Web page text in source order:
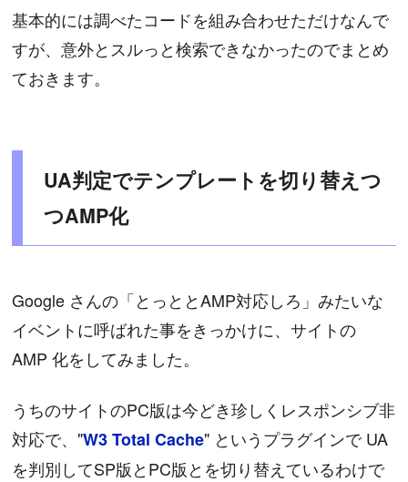
基本的には調べたコードを組み合わせただけなんで
すが、意外とスルっと検索できなかったのでまとめ
ておきます。
UA判定でテンプレートを切り替えつ
つAMP化
Google さんの「とっととAMP対応しろ」みたいな
イベントに呼ばれた事をきっかけに、サイトの
AMP 化をしてみました。
うちのサイトのPC版は今どき珍しくレスポンシブ非
対応で、"W3 Total Cache" というプラグインで UA
を判別してSP版とPC版とを切り替えているわけで